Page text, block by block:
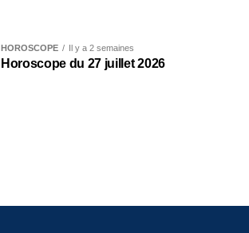
HOROSCOPE Il y a 2 semaines
Horoscope du 27 juillet 2026